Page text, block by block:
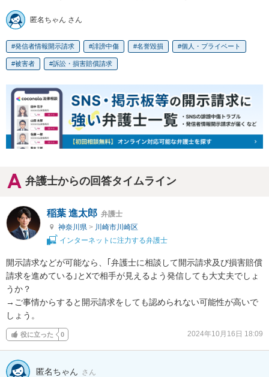
匿名ちゃん さん
発信者情報開示請求 誹謗中傷 名誉毀損 個人・プライベート
被害者 訴訟・損害賠償請求
弁護士からの回答タイムライン
稲葉 進太郎 弁護士
神奈川県 > 川崎市川崎区
インターネットに注力する弁護士
開示請求などが可能なら、｢弁護士に相談して開示請求及び損害賠償
請求を進めている｣とXで相手が見えるよう発信しても大丈夫でしょ
うか？
→ご事情からすると開示請求をしても認められない可能性が高いで
しょう。
役に立った 0 2024年10月16日 18:09
匿名ちゃん さん